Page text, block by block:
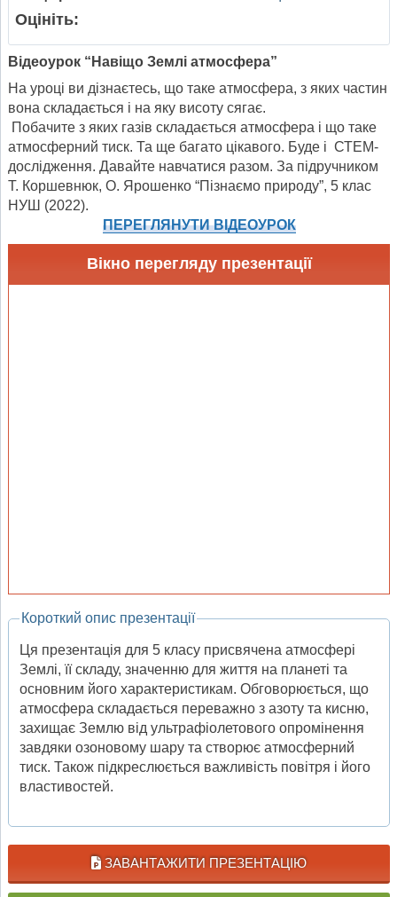
Оцініть:
Відеоурок “Навіщо Землі атмосфера”
На уроці ви дізнаєтесь, що таке атмосфера, з яких частин
вона складається і на яку висоту сягає.
Побачите з яких газів складається атмосфера і що таке
атмосферний тиск. Та ще багато цікавого. Буде і СТЕМ-
дослідження. Давайте навчатися разом. За підручником
Т. Коршевнюк, О. Ярошенко “Пізнаємо природу”, 5 клас
НУШ (2022).
ПЕРЕГЛЯНУТИ ВІДЕОУРОК
Вікно перегляду презентації
Короткий опис презентації
Ця презентація для 5 класу присвячена атмосфері
Землі, її складу, значенню для життя на планеті та
основним його характеристикам. Обговорюється, що
атмосфера складається переважно з азоту та кисню,
захищає Землю від ультрафіолетового опромінення
завдяки озоновому шару та створює атмосферний
тиск. Також підкреслюється важливість повітря і його
властивостей.
ЗАВАНТАЖИТИ ПРЕЗЕНТАЦІЮ